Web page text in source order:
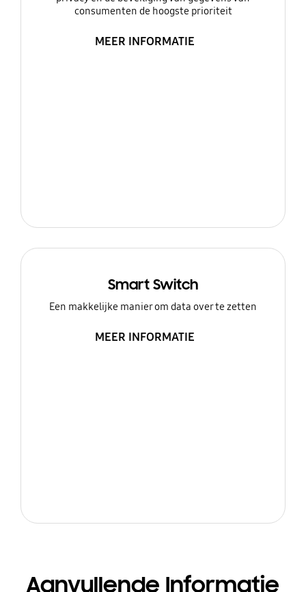
consumenten de hoogste prioriteit
MEER INFORMATIE
Smart Switch
Een makkelijke manier om data over te zetten
MEER INFORMATIE
Aanvullende Informatie